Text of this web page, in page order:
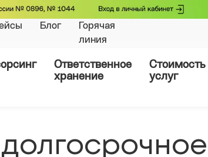
Блог
Горячая
линия
Ответственное
хранение
Стоимость
услуг